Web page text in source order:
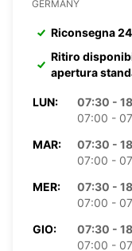
GERMANY
Riconsegna
Ritiro
apertura
LUN:
07:30 -
07:00 -
MAR:
07:30 -
07:00 -
MER:
07:30 -
07:00 -
GIO:
07:30 -
07:00 -